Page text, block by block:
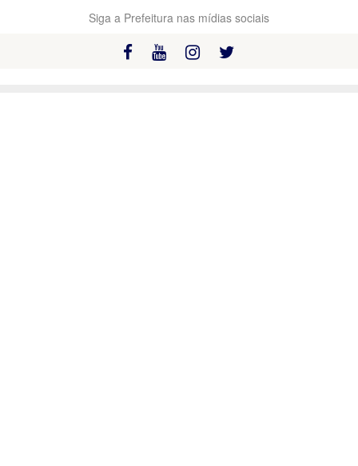
Siga a Prefeitura nas mídias sociais